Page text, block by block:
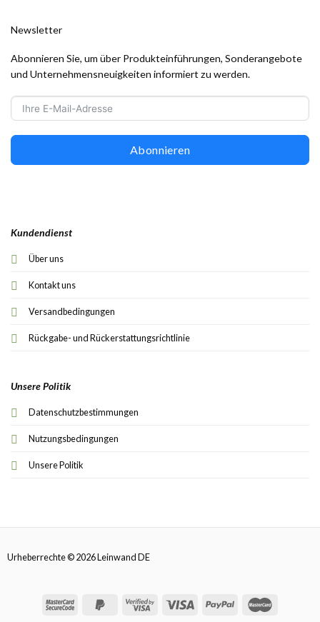
Kundendienst
Über uns
Kontakt uns
Versandbedingungen
Rückgabe- und Rückerstattungsrichtlinie
Unsere Politik
Datenschutzbestimmungen
Nutzungsbedingungen
Unsere Politik
Newsletter
Abonnieren Sie, um über Produkteinführungen, Sonderangebote
und Unternehmensneuigkeiten informiert zu werden.
Abonnieren
Urheberrechte © 2026 Leinwand DE